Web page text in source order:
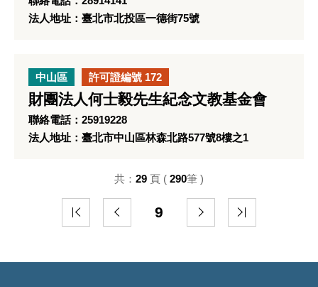
法人地址：臺北市北投區一德街75號
中山區 許可證編號 172
財團法人何士毅先生紀念文教基金會
聯絡電話：25919228
法人地址：臺北市中山區林森北路577號8樓之1
9
共： 29 頁 ( 290筆 )